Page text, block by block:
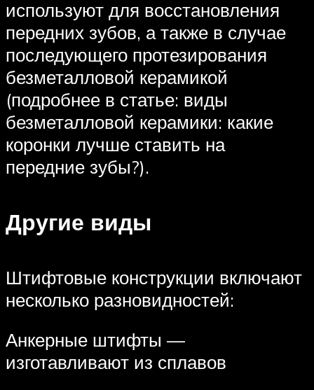
используют для восстановления
передних зубов, а также в случае
последующего протезирования
безметалловой керамикой
(подробнее в статье: виды
безметалловой керамики: какие
коронки лучше ставить на
передние зубы?).
Другие виды
Штифтовые конструкции включают
несколько разновидностей:
Анкерные штифты —
изготавливают из сплавов